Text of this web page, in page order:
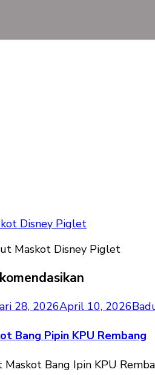
Disney Piglet
28, 2026April 10, 2026
Bang Pipin KPU Rembang